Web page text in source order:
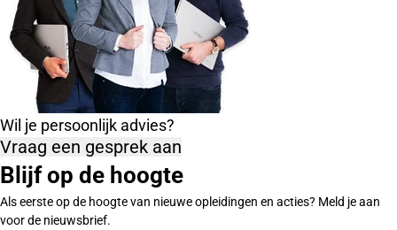
Wil je persoonlijk advies?
Vraag een gesprek aan
Blijf op de hoogte
Als eerste op de hoogte van nieuwe opleidingen en acties? Meld je aan
voor de nieuwsbrief.